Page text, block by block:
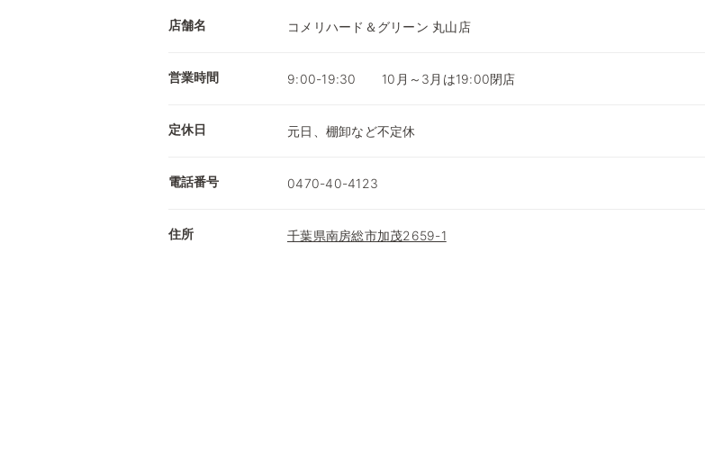
店舗名 コメリハード＆グリーン 丸山店
営業時間 9:00-19:30 10月～3月は19:00閉店
定休日 元日、棚卸など不定休
電話番号 0470-40-4123
住所 千葉県南房総市加茂2659-1